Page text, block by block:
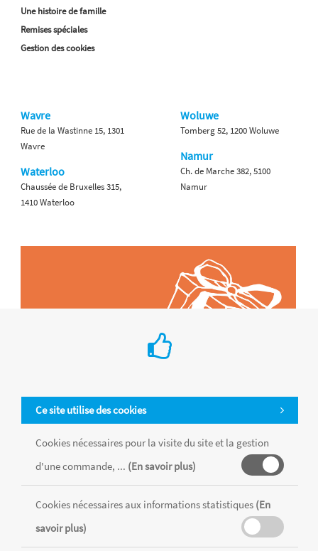
Ce site utilise des cookies
Cookies nécessaires pour la visite du site et la gestion
d'une commande, ... (En savoir plus)
Cookies nécessaires aux informations statistiques (En
savoir plus)
Une histoire de famille
Remises spéciales
Gestion des cookies
Wavre
Rue de la Wastinne 15, 1301
Wavre
Waterloo
Chaussée de Bruxelles 315,
1410 Waterloo
Woluwe
Tomberg 52, 1200 Woluwe
Namur
Ch. de Marche 382, 5100
Namur
Tous les produits sont vendus dans la limite des stocks disponibles de
MENTIONS LÉGALES CONDITIONS GÉNÉRALES